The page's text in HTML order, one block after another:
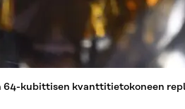
kubittisen kvanttitietokoneen